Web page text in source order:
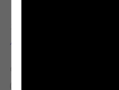
세란 글랜필드
다음에 대한 유사한 클래스 찾기